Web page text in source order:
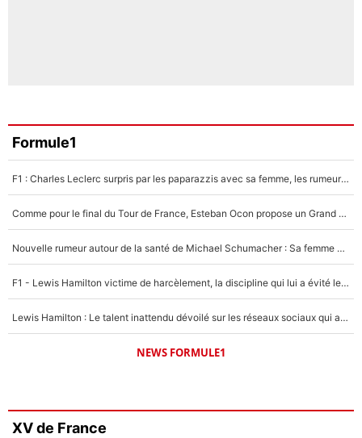
Formule1
F1 : Charles Leclerc surpris par les paparazzis avec sa femme, les rumeurs étaient vraies !
Comme pour le final du Tour de France, Esteban Ocon propose un Grand Prix de Formule 1 à Paris : «Autour de l’Arc de Triomphe, ce serait génial» !
Nouvelle rumeur autour de la santé de Michael Schumacher : Sa femme Corinna sort du silence
F1 - Lewis Hamilton victime de harcèlement, la discipline qui lui a évité le pire : «J'aurais probablement mal tourné»
Lewis Hamilton : Le talent inattendu dévoilé sur les réseaux sociaux qui a impressionné Kim Kardashian pendant leurs vacances en amoureux !
NEWS FORMULE1
XV de France